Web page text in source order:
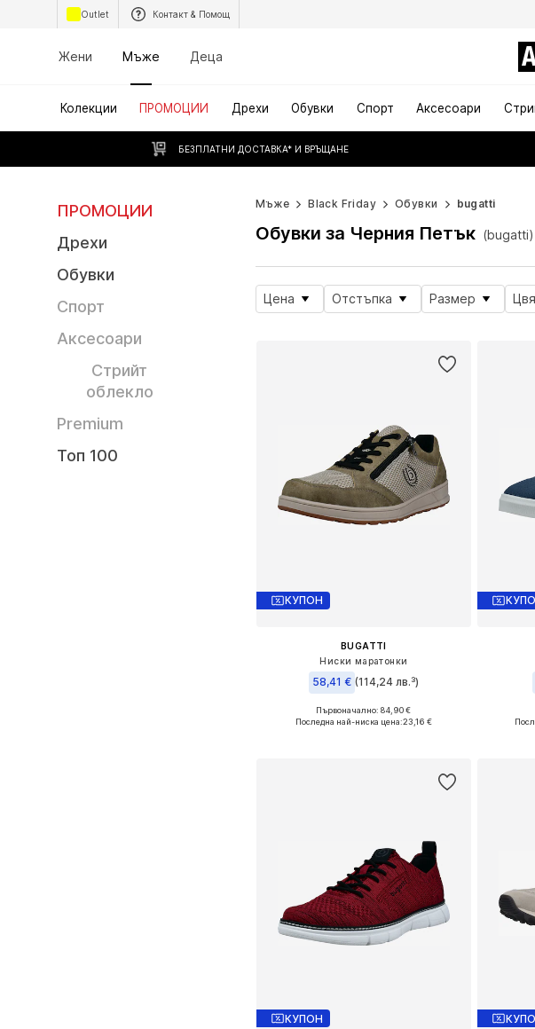
Outlet Контакт & Помощ
Жени Мъже Деца
Колекции ПРОМОЦИИ Дрехи Обувки Спорт Аксесоари
БЕЗПЛАТНИ ДОСТАВКА* И ВРЪЩАНЕ
ПРОМОЦИИ
Дрехи
Обувки
Спорт
Аксесоари
Стрийт
облекло
Premium
Топ 100
Мъже Black Friday Обувки bugatti
Обувки за Черния Петък
Цена Отстъпка Размер
КУПОН
BUGATTI
Ниски маратонки
58,41 € (114,24 лв.³)
Налични размери: 40, 41, 42, 43, 44, 45
Първоначално: 84,90 €
Последна най-ниска цена:23,16 €
КУПОН